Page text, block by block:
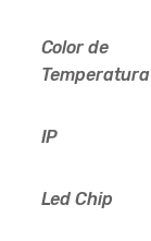
Color de
Temperatura
IP
Led Chip